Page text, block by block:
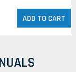
ADD TO CART